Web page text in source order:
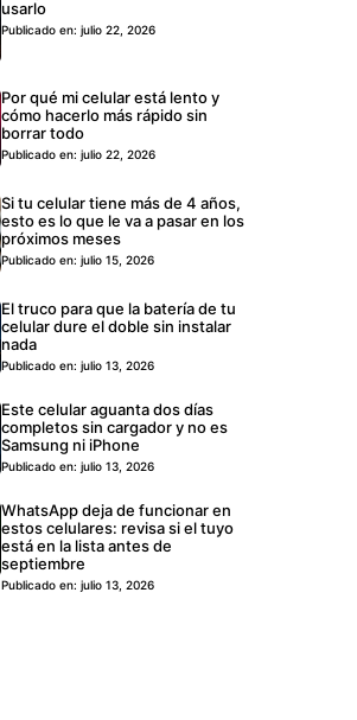
usarlo
Publicado en: julio 22, 2026
Por qué mi celular está lento y
cómo hacerlo más rápido sin
borrar todo
Publicado en: julio 22, 2026
Si tu celular tiene más de 4 años,
esto es lo que le va a pasar en los
próximos meses
Publicado en: julio 15, 2026
El truco para que la batería de tu
celular dure el doble sin instalar
nada
Publicado en: julio 13, 2026
Este celular aguanta dos días
completos sin cargador y no es
Samsung ni iPhone
Publicado en: julio 13, 2026
WhatsApp deja de funcionar en
estos celulares: revisa si el tuyo
está en la lista antes de
septiembre
Publicado en: julio 13, 2026